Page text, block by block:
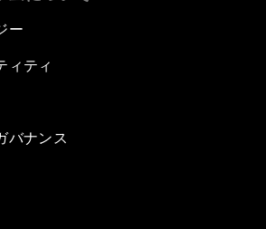
ー
ィティ
バナンス